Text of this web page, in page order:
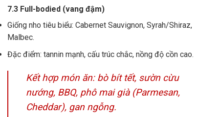
7.3 Full-bodied (vang đậm)
Giống nho tiêu biểu: Cabernet Sauvignon, Syrah/Shiraz,
Malbec.
Đặc điểm: tannin mạnh, cấu trúc chắc, nồng độ cồn cao.
Kết hợp món ăn: bò bít tết, sườn cừu
nướng, BBQ, phô mai già (Parmesan,
Cheddar), gan ngỗng.